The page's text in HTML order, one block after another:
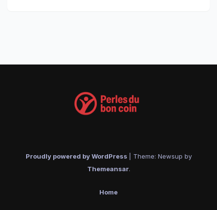
Proudly powered by WordPress
Theme: Newsup by
Themeansar.
Home